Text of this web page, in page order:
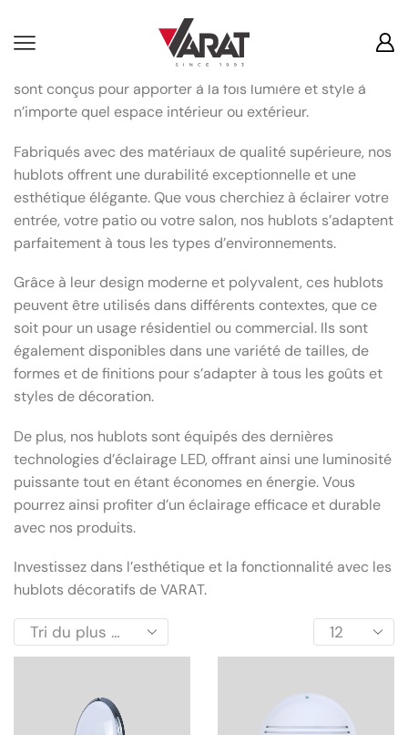
Hublots Décoratifs
Les hublots décoratifs sont une gamme de produits
d’éclairage produite par SOMEF LIGHTING. Ces hublots
sont conçus pour apporter à la fois lumière et style à
n’importe quel espace intérieur ou extérieur.
Fabriqués avec des matériaux de qualité supérieure, nos
hublots offrent une durabilité exceptionnelle et une
esthétique élégante. Que vous cherchiez à éclairer votre
entrée, votre patio ou votre salon, nos hublots s’adaptent
parfaitement à tous les types d’environnements.
Grâce à leur design moderne et polyvalent, ces hublots
peuvent être utilisés dans différents contextes, que ce
soit pour un usage résidentiel ou commercial. Ils sont
également disponibles dans une variété de tailles, de
formes et de finitions pour s’adapter à tous les goûts et
styles de décoration.
De plus, nos hublots sont équipés des dernières
technologies d’éclairage LED, offrant ainsi une luminosité
puissante tout en étant économes en énergie. Vous
pourrez ainsi profiter d’un éclairage efficace et durable
avec nos produits.
Investissez dans l’esthétique et la fonctionnalité avec les
hublots décoratifs de VARAT.